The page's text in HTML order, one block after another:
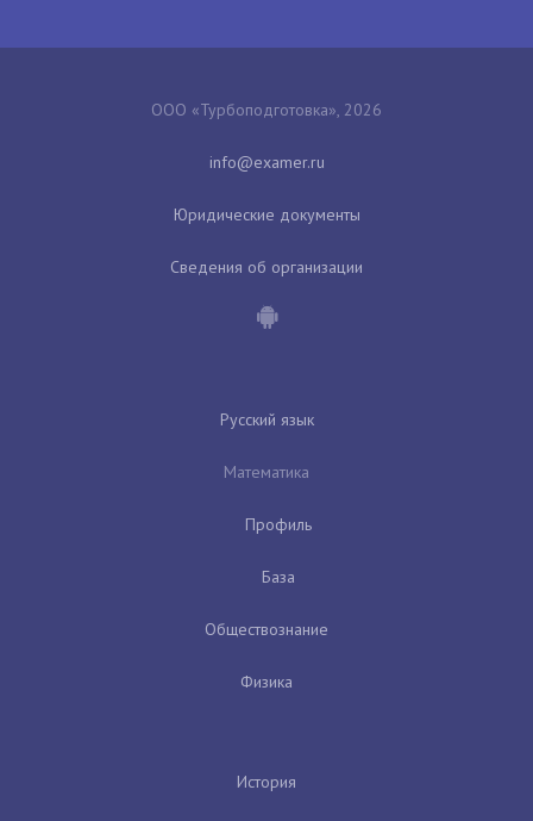
ООО «Турбоподготовка», 2026
Юридические документы
Сведения об организации
Русский язык
Математика
Профиль
База
Обществознание
Физика
История